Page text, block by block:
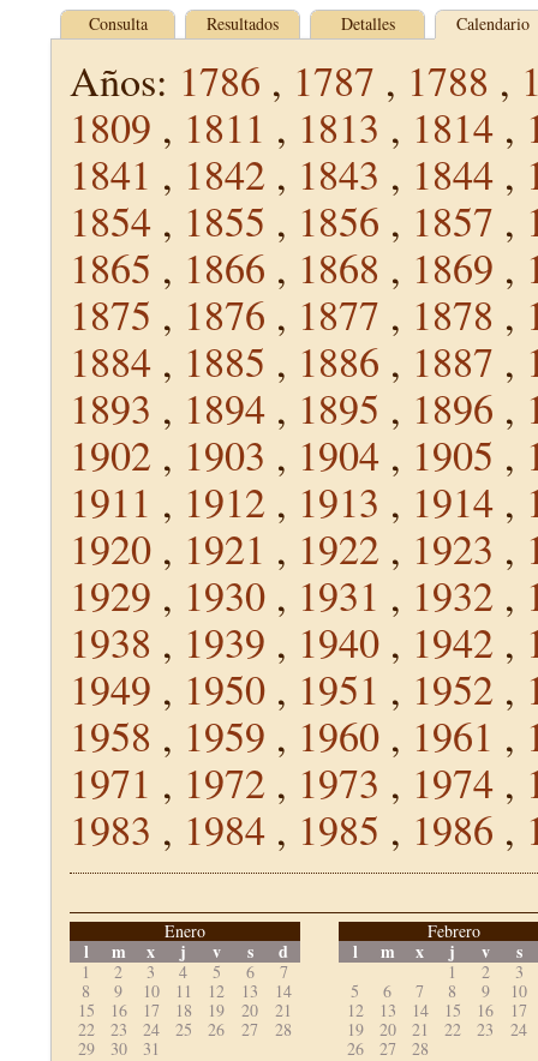
Consulta Resultados Detalles Calendario
Años: 1786 , 1787 , 1788 ,
1809 , 1811 , 1813 , 1814 ,
1841 , 1842 , 1843 , 1844 ,
1854 , 1855 , 1856 , 1857 ,
1865 , 1866 , 1868 , 1869 ,
1875 , 1876 , 1877 , 1878 ,
1884 , 1885 , 1886 , 1887 ,
1893 , 1894 , 1895 , 1896 ,
1902 , 1903 , 1904 , 1905 ,
1911 , 1912 , 1913 , 1914 ,
1920 , 1921 , 1922 , 1923 ,
1929 , 1930 , 1931 , 1932 ,
1938 , 1939 , 1940 , 1942 ,
1949 , 1950 , 1951 , 1952 ,
1958 , 1959 , 1960 , 1961 ,
1971 , 1972 , 1973 , 1974 ,
1983 , 1984 , 1985 , 1986 ,
Enero
l m x j v s d
1 2 3 4 5 6
7
8
9 10 11 12 13
14
15
16 17 18 19 20
21
22
23 24 25 26 27
28
29
30 31
Febrero
l m x j v s
1 2
3
5
6 7 8 9
10
12
13 14 15 16
17
19
20 21 22 23
24
26
27 28